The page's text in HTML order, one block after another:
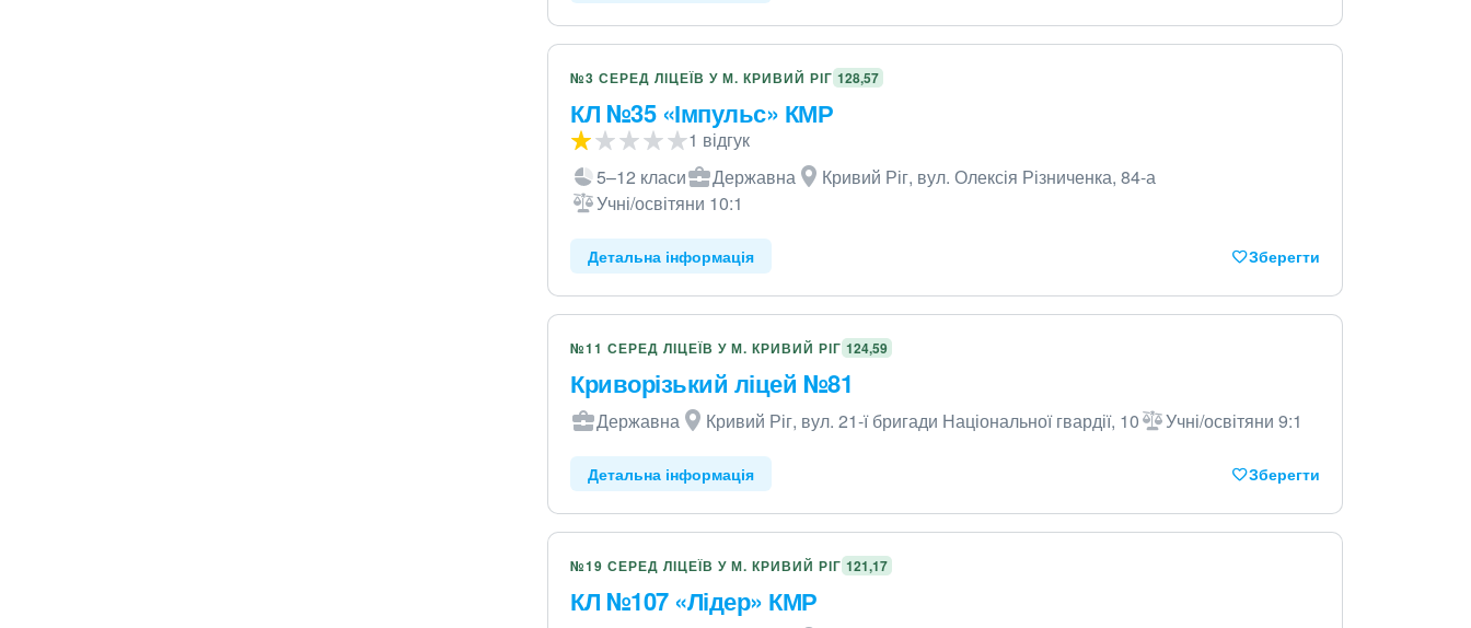
№3 СЕРЕД ЛІЦЕЇВ У М. КРИВИЙ РІГ 128,57
КЛ №35 «Імпульс» КМР
1 відгук
5–12 класи
Державна
Кривий Ріг, вул. Олексія Різниченка, 84-а
Учні/освітяни 10:1
Детальна інформація Зберегти
№11 СЕРЕД ЛІЦЕЇВ У М. КРИВИЙ РІГ 124,59
Криворізький ліцей №81
Державна Кривий Ріг, вул. 21-ї бригади Національної гвардії, 10 Учні/освітяни 9:1
Детальна інформація Зберегти
№19 СЕРЕД ЛІЦЕЇВ У М. КРИВИЙ РІГ 121,17
КЛ №107 «Лідер» КМР